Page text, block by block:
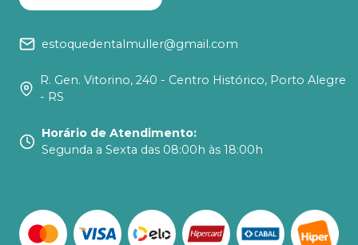
estoquedentalmuller@gmail.com
R. Gen. Vitorino, 240 - Centro Histórico, Porto Alegre
- RS
Horário de Atendimento:
Segunda a Sexta das 08:00h às 18:00h